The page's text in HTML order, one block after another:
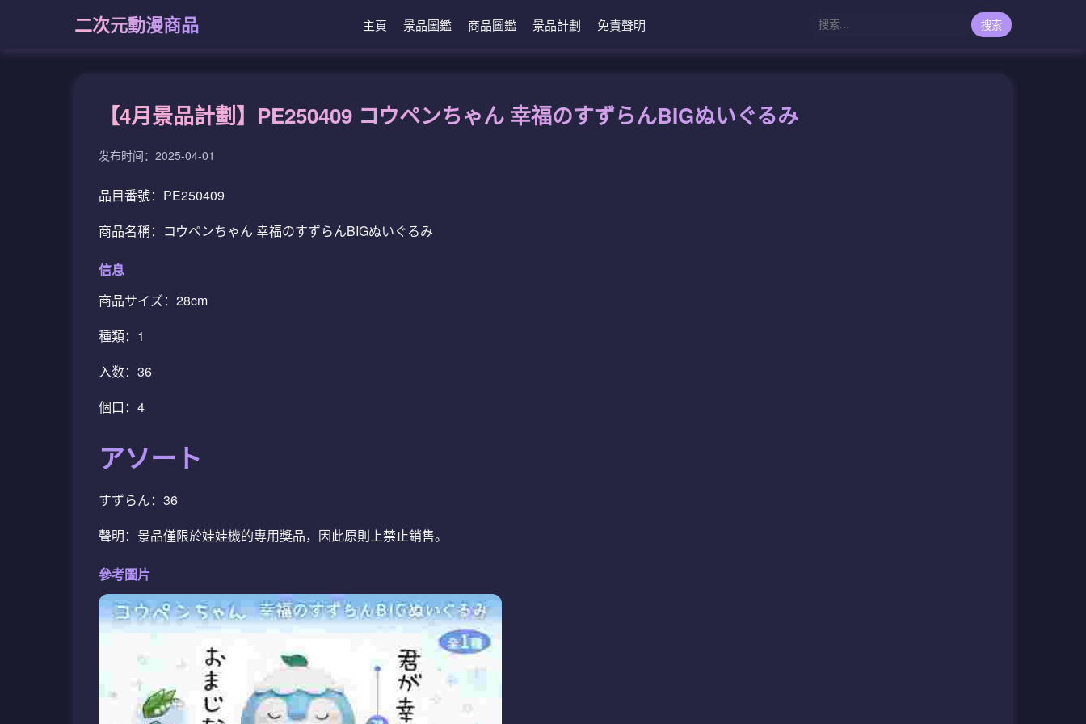
二次元動漫商品 主頁 景品圖鑑 商品圖鑑 景品計劃 免責聲明 搜索
【4月景品計劃】PE250409 コウペンちゃん 幸福のすずらんBIGぬいぐるみ
发布时间：2025-04-01
品目番號：PE250409
商品名稱：コウペンちゃん 幸福のすずらんBIGぬいぐるみ
信息
商品サイズ：28cm
種類：1
入数：36
個口：4
アソート
すずらん：36
聲明：景品僅限於娃娃機的專用獎品，因此原則上禁止銷售。
參考圖片